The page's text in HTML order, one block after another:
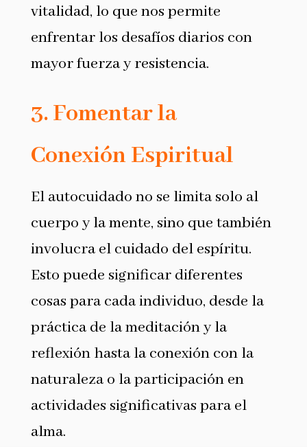
vitalidad, lo que nos permite
enfrentar los desafíos diarios con
mayor fuerza y resistencia.
3. Fomentar la
Conexión Espiritual
El autocuidado no se limita solo al
cuerpo y la mente, sino que también
involucra el cuidado del espíritu.
Esto puede significar diferentes
cosas para cada individuo, desde la
práctica de la meditación y la
reflexión hasta la conexión con la
naturaleza o la participación en
actividades significativas para el
alma.